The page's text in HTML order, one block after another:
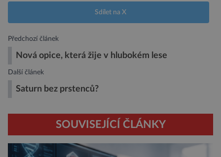
Sdílet na X
Předchozí článek
Nová opice, která žije v hlubokém lese
Další článek
Saturn bez prstenců?
SOUVISEJÍCÍ ČLÁNKY